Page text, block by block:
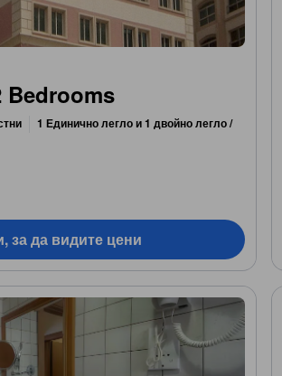
Bedrooms
1 Единично легло и 1 двойно легло /
за да видите цени